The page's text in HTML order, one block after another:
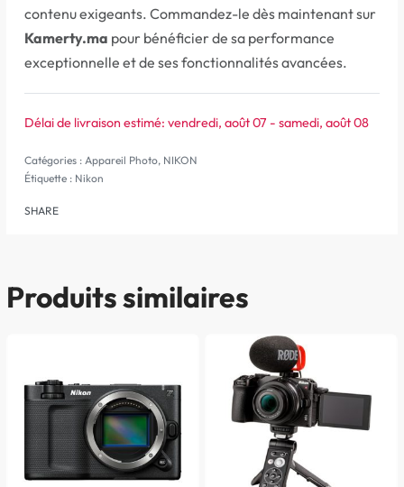
contenu exigeants. Commandez-le dès maintenant sur
Kamerty.ma pour bénéficier de sa performance
exceptionnelle et de ses fonctionnalités avancées.
Délai de livraison estimé: vendredi, août 07 - samedi, août 08
Catégories : Appareil Photo, NIKON
Étiquette : Nikon
SHARE
Produits similaires